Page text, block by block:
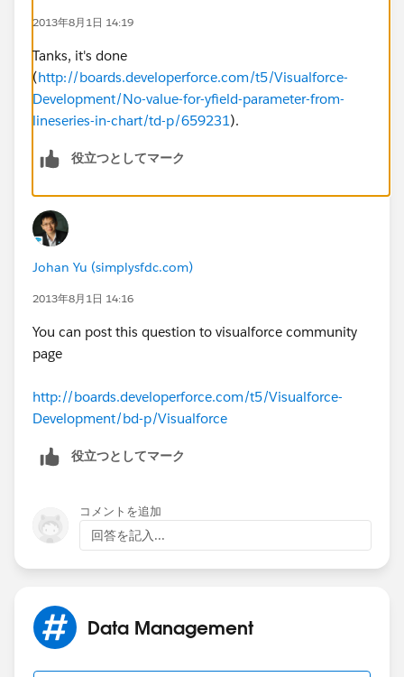
2013年8月1日 14:19
Tanks, it's done
(http://boards.developerforce.com/t5/Visualforce-
Development/No-value-for-yfield-parameter-from-
lineseries-in-chart/td-p/659231).
役立つとしてマーク
Johan Yu (simplysfdc.com)
2013年8月1日 14:16
You can post this question to visualforce community
page
http://boards.developerforce.com/t5/Visualforce-
Development/bd-p/Visualforce
役立つとしてマーク
コメントを追加
回答を記入...
Data Management